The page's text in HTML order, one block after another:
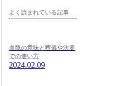
よく読まれている記事
血脈の意味と葬儀や法要
での使い方
2024.02.09